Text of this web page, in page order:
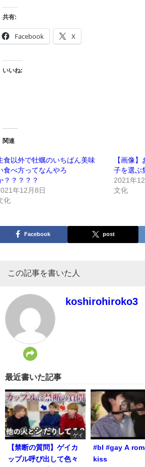
共有:
Facebook X
いいね:
関連
食以外で牡蠣のいちばん美味
食べ方ってなんやろ
？？？？？
年12月8日
化
【画像
子を選ぶ
2021年
文化
Facebook post
この記事を書いた人
koshirohiroko3
最近書いた記事
ゲイ
【禁断の質問】ゲイカ
ップル呼び出して色々
#bl #gay A
kiss